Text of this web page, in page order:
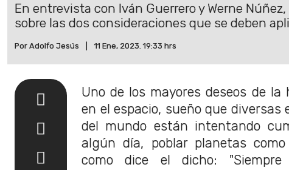
En entrevista con Iván Guerrero y Werne
sobre las dos consideraciones que se deben
Por Adolfo Jesús 11 Ene, 2023. 19:33 hrs
Uno de los mayores deseos de
en el espacio, sueño que diversas
del mundo están intentando
algún día, poblar planetas
como dice el dicho: